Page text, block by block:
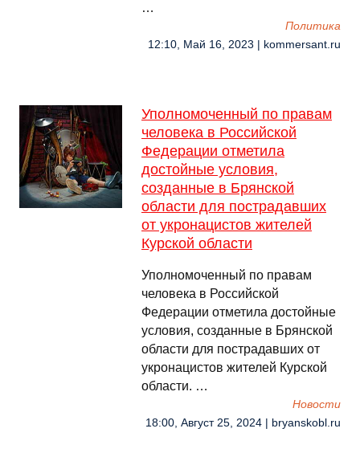
…
Политика
12:10, Май 16, 2023 | kommersant.ru
Уполномоченный по правам
человека в Российской
Федерации отметила
достойные условия,
созданные в Брянской
области для пострадавших
от укронацистов жителей
Курской области
Уполномоченный по правам
человека в Российской
Федерации отметила достойные
условия, созданные в Брянской
области для пострадавших от
укронацистов жителей Курской
области. …
Новости
18:00, Август 25, 2024 | bryanskobl.ru